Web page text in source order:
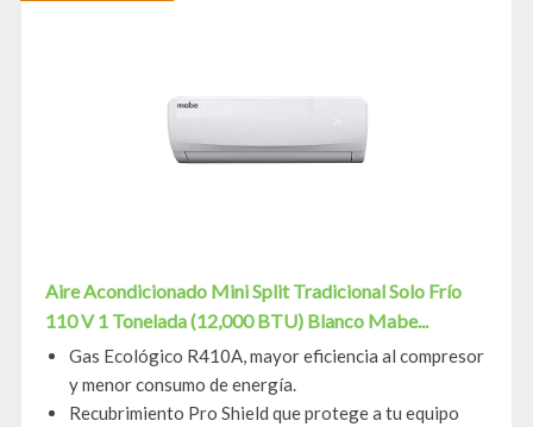
Aire Acondicionado Mini Split Tradicional Solo Frío
110 V 1 Tonelada (12,000 BTU) Blanco Mabe...
Gas Ecológico R410A, mayor eficiencia al compresor
y menor consumo de energía.
Recubrimiento Pro Shield que protege a tu equipo